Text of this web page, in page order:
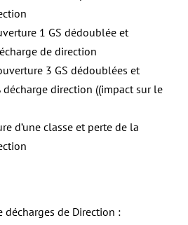
1 GS dédoublée et
de direction
3 GS dédoublées et
décharge direction ((impact sur le
d’une classe et perte de la
décharges de Direction :